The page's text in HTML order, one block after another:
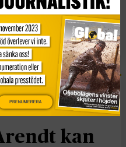
kan
PRENUMERERA